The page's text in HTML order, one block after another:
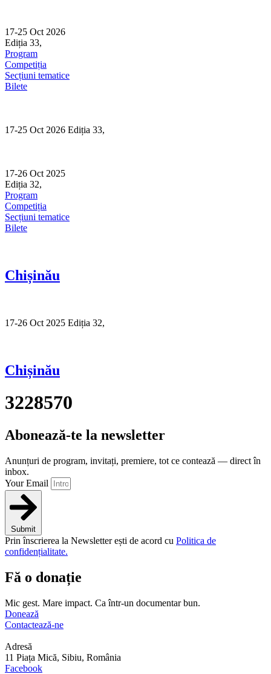
content
17-25 Oct 2026
Ediția 33,
Program
Competiția
Secțiuni tematice
Bilete
17-25 Oct 2026 Ediția 33,
17-26 Oct 2025
Ediția 32,
Program
Competiția
Secțiuni tematice
Bilete
Chișinău
17-26 Oct 2025 Ediția 32,
Chișinău
3228570
Abonează-te la newsletter
Anunțuri de program, invitați, premiere, tot ce contează — direct în
inbox.
Your Email
Submit
Prin înscrierea la Newsletter ești de acord cu Politica de
confidențialitate.
Fă o donație
Mic gest. Mare impact. Ca într-un documentar bun.
Donează
Contactează-ne
Adresă
11 Piața Mică, Sibiu, România
Facebook